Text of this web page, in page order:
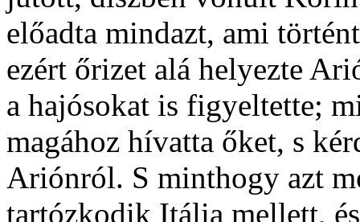
előadta mindazt, ami
ezért őrizet alá helyezte
a hajósokat is figyeltette;
magához hívatta őket, s
Ariónról. S minthogy azt
tartózkodik Itália mellett,